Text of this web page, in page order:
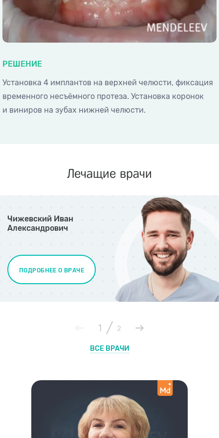
РЕШЕНИЕ
Установка 4 имплантов на верхней челюсти, фиксация
временного несъёмного протеза. Установка коронок
и виниров на зубах нижней челюсти.
Лечащие врачи
Чижевский Иван
Александрович
ПОДРОБНЕЕ О ВРАЧЕ
1 / 2
ВСЕ ВРАЧИ